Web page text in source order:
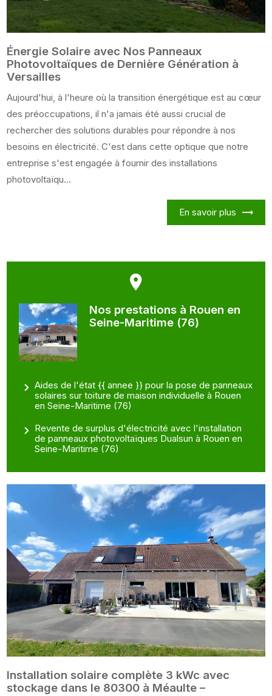
Énergie Solaire avec Nos Panneaux
Photovoltaïques de Dernière Génération à
Versailles
Aujourd'hui, à l'heure où la transition énergétique est au cœur
des préoccupations, il n'a jamais été aussi crucial de
rechercher des solutions durables pour répondre à nos
besoins en électricité. C'est dans cette optique que notre
entreprise s'est engagée à fournir des installations
photovoltaïqu...
En savoir plus
Nos prestations à Rouen en
Seine-Maritime (76)
Aides de l'état {{ annee }} pour la pose de panneaux
solaires sur toiture de maison individuelle à Rouen
en Seine-Maritime (76)
Revente de surplus d'électricité avec l'installation
de panneaux photovoltaïques Dualsun à Rouen en
Seine-Maritime (76)
Installation solaire complète 3 kWc avec
stockage dans le 80300 à Méaulte –